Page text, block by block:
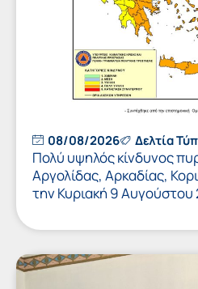
08/08/2026 Δελτία
Πολύ υψηλός κίνδυνος
Αργολίδας, Αρκαδίας,
την Κυριακή 9 Αυγούστου